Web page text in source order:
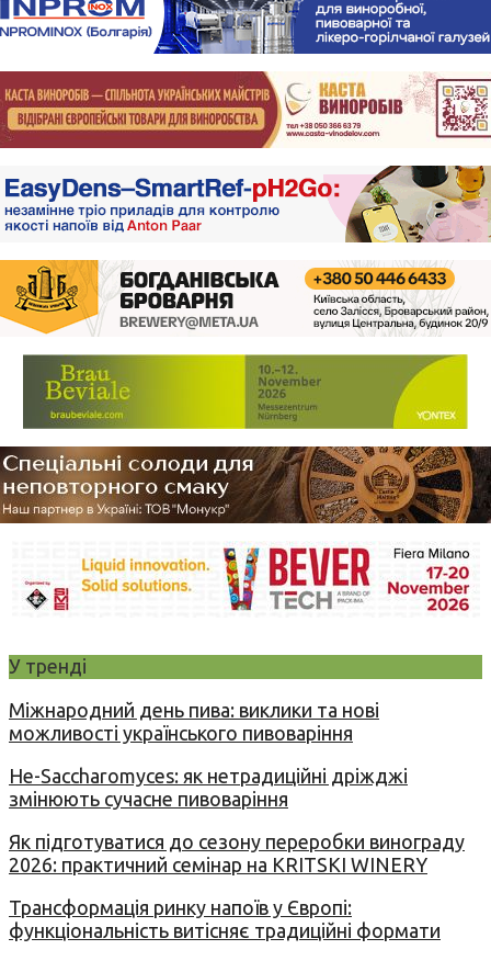
У тренді
Міжнародний день пива: виклики та нові
можливості українського пивоваріння
Не-Saccharomyces: як нетрадиційні дріжджі
змінюють сучасне пивоваріння
Як підготуватися до сезону переробки винограду
2026: практичний семінар на KRITSKI WINERY
Трансформація ринку напоїв у Європі:
функціональність витісняє традиційні формати